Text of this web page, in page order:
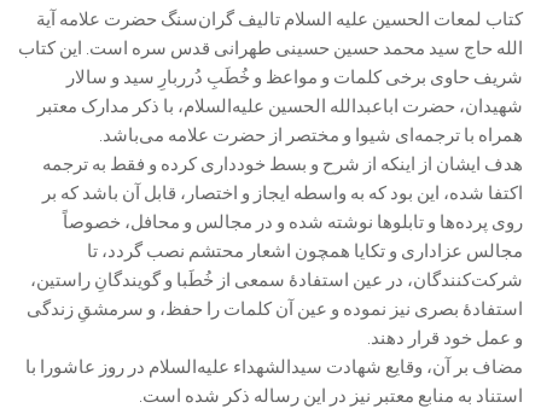
کتاب لمعات الحسین علیه السلام تالیف گران‌سنگ حضرت علامه آیة
الله حاج سید محمد حسین حسینی طهرانی قدس سره است. این کتاب
شریف حاوی برخی کلمات و مواعظ و خُطَبِ دُرربارِ سید و سالار
شهیدان، حضرت اباعبدالله الحسین علیه‌السلام، با ذکر مدارک معتبر
همراه با ترجمه‌ای شیوا و مختصر از حضرت علامه می‌باشد.
هدف ایشان از اینکه از شرح و بسط خودداری کرده و فقط به ترجمه
اکتفا شده، این بود كه به واسطه ايجاز و اختصار، قابل آن باشد كه بر
روى پرده‏‌ها و تابلوها نوشته شده و در مجالس و محافل، خصوصاً
مجالس عزاداری و تکایا همچون اشعار محتشم نصب گردد، تا
شرکت‌کنندگان، در عین استفادۀ سمعی از خُطَبا و گویندگانِ راستین،
استفادۀ بصری نیز نموده و عین آن کلمات را حفظ، و سرمشقِ زندگی
و عمل خود قرار دهند.
مضاف بر آن، وقایع شهادت سیدالشهداء علیه‌السلام در روز عاشورا با
استناد به منابع معتبر نیز در این رساله ذکر شده است.